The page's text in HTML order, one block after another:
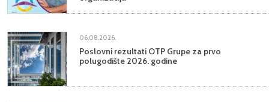
06.08.2026.
Poslovni rezultati OTP Grupe za prvo
polugodište 2026. godine